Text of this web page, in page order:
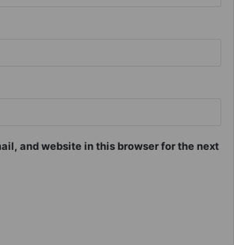
and website in this browser for the next